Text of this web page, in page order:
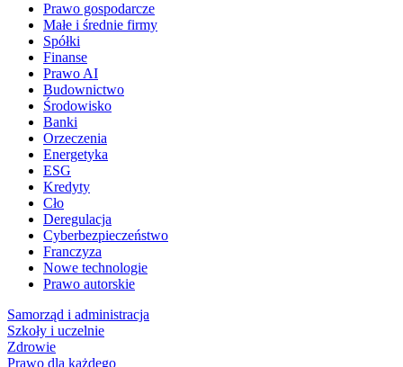
Prawo gospodarcze
Małe i średnie firmy
Spółki
Finanse
Prawo AI
Budownictwo
Środowisko
Banki
Orzeczenia
Energetyka
ESG
Kredyty
Cło
Deregulacja
Cyberbezpieczeństwo
Franczyza
Nowe technologie
Prawo autorskie
Samorząd i administracja
Szkoły i uczelnie
Zdrowie
Prawo dla każdego